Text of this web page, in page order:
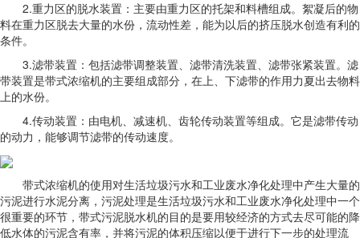
2.重力区的脱水装置：主要由重力区的托架和料槽组成。絮凝后的物
料在重力区脱去大量的水份，流动性差，能为以后的挤压脱水创造有利的
条件。
3.滤带装置：包括滤带调整装置、滤带清洗装置、滤带张紧装置。滤
带装置是带式浓缩机的主要组成部分，在上、下滤带的作用力夏出去物料
上的水份。
4.传动装置：由电机、减速机、齿轮传动装置等组成。它是滤带传动
的动力，能够调节滤带的传动速度。
带式浓缩机的使用对生活垃圾污水和工业废水净化处理中产生大量的
污泥进行水泥分离，污泥处理是生活垃圾污水和工业废水净化处理中一个
很重要的环节，带式污泥脱水机的目的是要用较经济的方式去尽可能的降
低水体的污泥含有率，并将污泥的体积压缩以便于进行下一步的处理流